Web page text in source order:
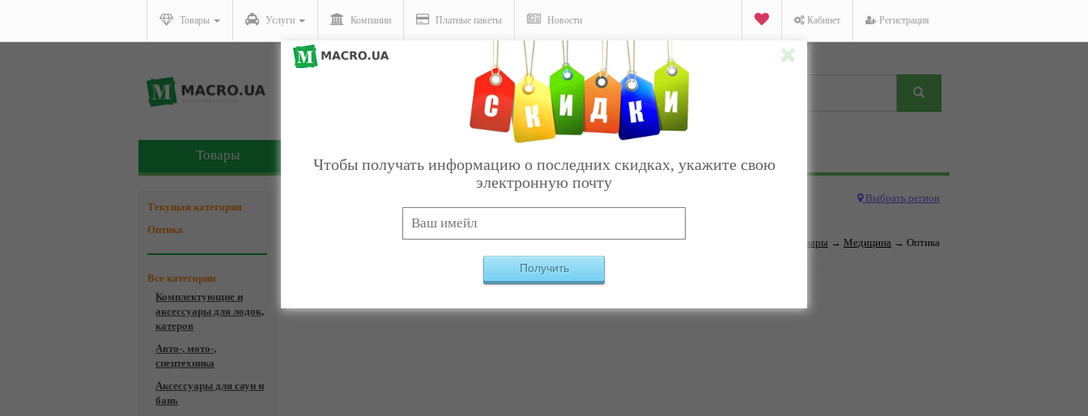
Товары Услуги Компании Платные пакеты Новости Кабинет Регистрация
Товары
Текущая категория
Оптика
Все категории
Комплектующие и
аксессуары для лодок,
катеров
Авто-, мото-,
спецтехника
Аксессуары для саун и
бань
Компании - Оптика Выбрать регион
Товары → Медицина → Оптика
Чтобы получать информацию о последних скидках, укажите свою
электронную почту
Получить